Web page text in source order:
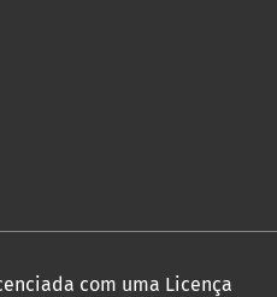
com uma Licença